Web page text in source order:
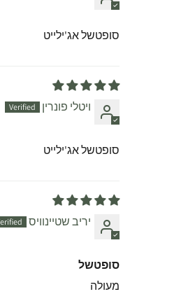
סופטשל אג'ילייט
ויטלי פונרין
סופטשל אג'ילייט
יריב שטיינוויס
סופטשל
מעולה